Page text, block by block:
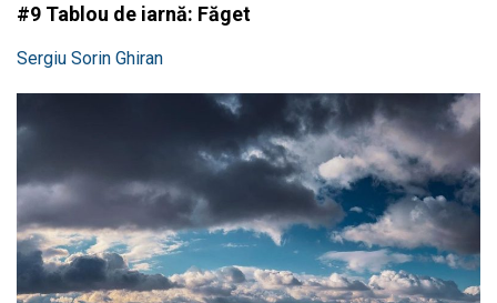
#9 Tablou de iarnă: Făget
Sergiu Sorin Ghiran